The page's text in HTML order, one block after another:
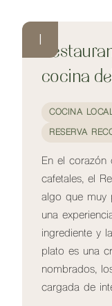
1
cocina
COCINA
RESERVA
En el corazón
cafetales, el
algo que muy
una
ingrediente y
plato es una
nombrados,
cargada de